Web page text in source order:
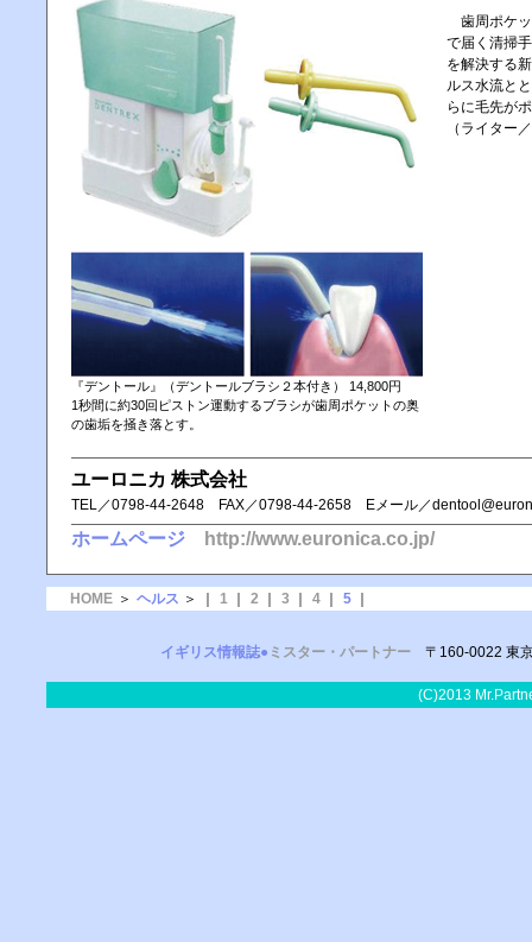
『デントール』（デントールブラシ２本付き） 14,800円
1秒間に約30回ピストン運動するブラシが歯周ポケットの奥
の歯垢を掻き落とす。
歯周ポケッ
で届く清掃
を解決する
ルス水流と
らに毛先が
（ライター
ユーロニカ 株式会社
TEL／ 0798-44-2648 FAX／ 0798-44-2658 Eメール／
ホームページ http://www.euronica.co.jp/
HOME ＞ ヘルス ＞ ｜ 1 2 3 4 5
イギリス情報誌● ミスター・パートナー 〒160-0022 東
(C)2013